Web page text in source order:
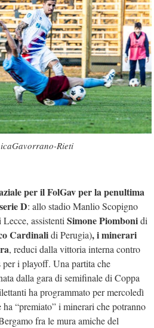
Rieti
per il FolGav per la penultima
D: allo stadio Manlio Scopigno
Lecce, assistentiSimone Piombonidi
Cardinalidi Perugia), i minerari
, reduci dalla vittoria interna contro
per i playoff. Una partita che
dalla gara di semifinale di Coppa
ha programmato per mercoledì
“premiato” i minerari che potranno
fra le mura amiche del